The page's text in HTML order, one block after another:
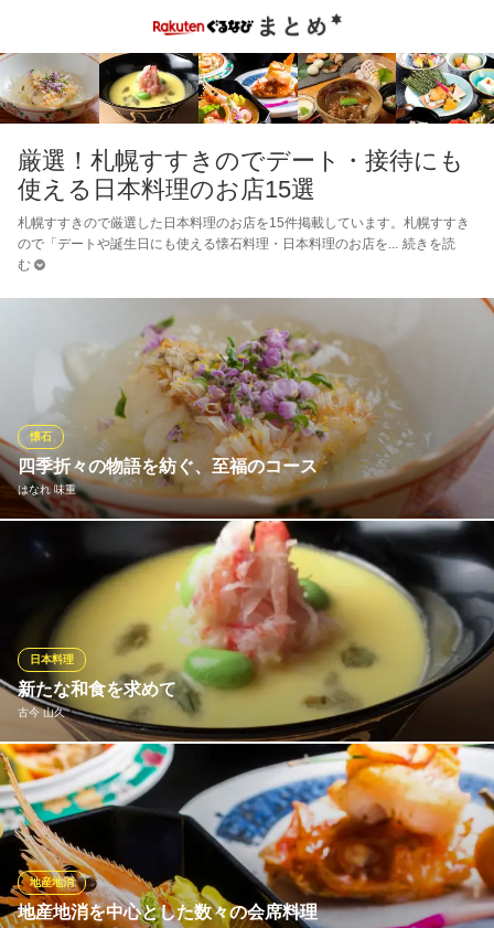
厳選！札幌すすきのでデート・接待にも
使える日本料理のお店15選
札幌すすきので厳選した日本料理のお店を15件掲載しています。札幌すすき
ので「デートや誕生日にも使える懐石料理・日本料理のお店を
続きを読
む
四季折々の物語を紡ぐ、至福のコース
はなれ 味重
懐石
完全予約制で愉しめるのは、店主・松原氏がさまざまな技で供す
る「おまかせコース」。料理の要となる出汁は、旨味を存分に引
き出す無菌水を使用。季節を感じる食材の“旬”はもちろん、出始め
の「はしり」や「名残り」にまでこだわり、北海道のほか全国各
地から厳選した味覚を取り寄せている。
はなれ 味重
割烹
札幌市営地下鉄南北線すすきの駅 徒歩3分
北海道札幌市中央区南3条西3-3 G-DINING札幌1F
新たな和食を求めて
古今 山久
日本料理
日本料理に誠実に向き合い、伝統と自由な発想で新しい日本料理
の楽しみ方をご提案いたします。
古今 山久
創作和食
札幌市電山鼻線西８丁目駅 徒歩3分
北海道札幌市中央区南3条西8-7 大洋ビル2F
地産地消を中心とした数々の会席料理
地産地消